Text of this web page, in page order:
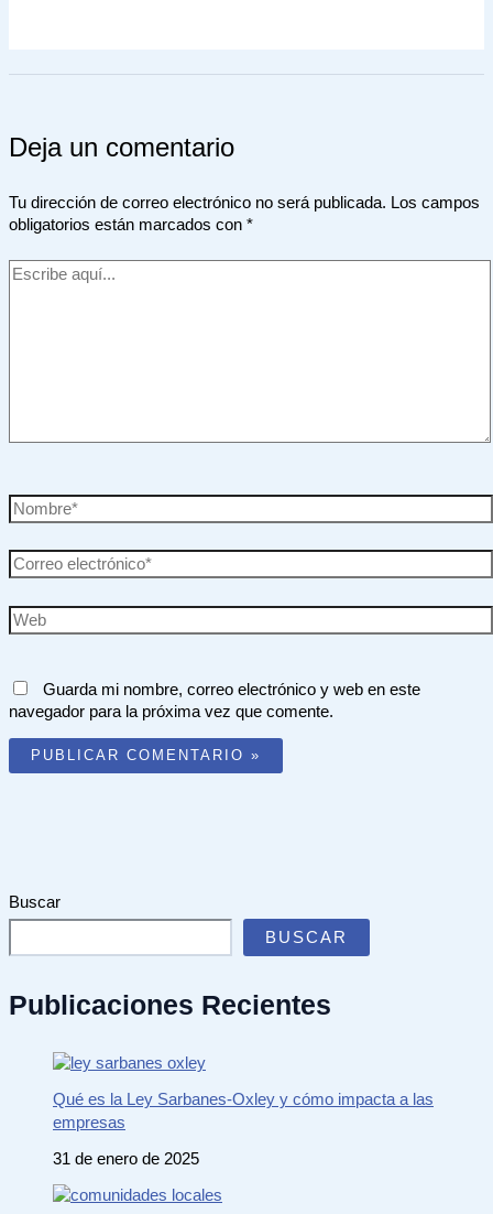
Deja un comentario
Tu dirección de correo electrónico no será publicada. Los campos
obligatorios están marcados con *
Escribe
Nombre*
Correo
electrónico*
Web
Guarda mi nombre, correo electrónico y web en este
navegador para la próxima vez que comente.
Buscar
BUSCAR
Publicaciones Recientes
Qué es la Ley Sarbanes-Oxley y cómo impacta a las
empresas
31 de enero de 2025